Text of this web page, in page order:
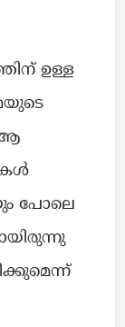
ഉള്ള
ആ
പോലെ